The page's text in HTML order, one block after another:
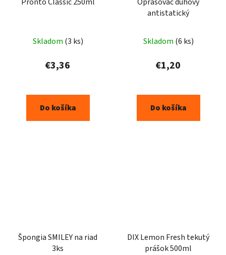
Skladom (3 ks)
€3,36
Do košíka
antistatický
Skladom (6 ks)
€1,20
Do košíka
Špongia SMILEY na riad
3ks
DIX Lemon Fresh tekutý
prášok 500ml